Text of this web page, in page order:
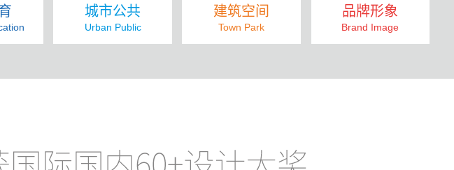
城市公共
Urban Public
建筑空间
Town Park
品牌形象
Brand Image